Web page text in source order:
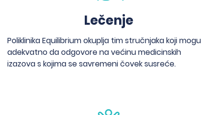
Lečenje
Poliklinika Equilibrium okuplja tim stručnjaka koji mogu
adekvatno da odgovore na većinu medicinskih
izazova s kojima se savremeni čovek susreće.